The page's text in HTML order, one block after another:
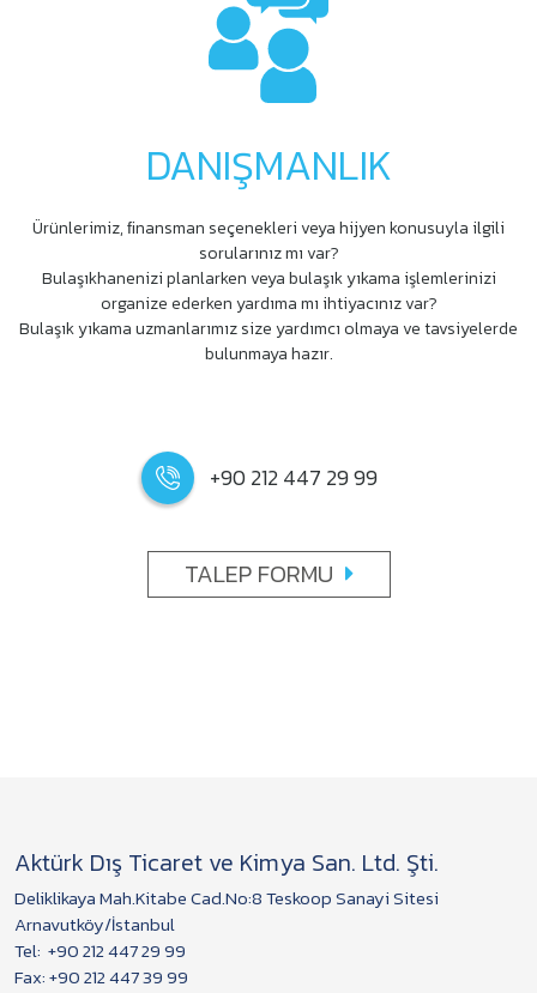
DANIŞMANLIK
Ürünlerimiz, ﬁnansman seçenekleri veya hijyen konusuyla ilgili
sorularınız mı var?
Bulaşıkhanenizi planlarken veya bulaşık yıkama işlemlerinizi
organize ederken yardıma mı ihtiyacınız var?
Bulaşık yıkama uzmanlarımız size yardımcı olmaya ve tavsiyelerde
bulunmaya hazır.
+90 212 447 29 99
TALEP FORMU
Aktürk Dış Ticaret ve Kimya San. Ltd. Şti.
Deliklikaya Mah.Kitabe Cad.No:8 Teskoop Sanayi Sitesi
Arnavutköy/İstanbul
Tel: +90 212 447 29 99
Fax: +90 212 447 39 99